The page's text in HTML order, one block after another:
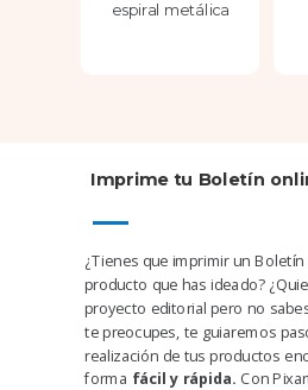
espiral metálica
Imprime tu Boletín
¿Tienes que imprimir un Boletín
producto que has ideado?
proyecto editorial pero no
te preocupes, te guiaremos
realización de tus productos
forma fácil y rápida. Con